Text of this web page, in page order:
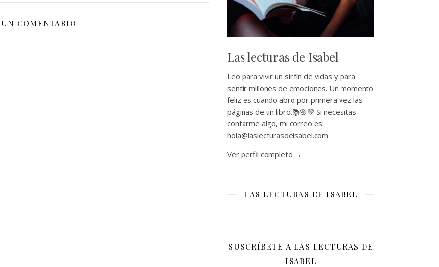
UN COMENTARIO
Las lecturas de Isabel
Leo para vivir un sinfín de vidas y para
sentir millones de emociones. Un momento
feliz es cuando abro por primera vez las
páginas de un libro.📚🌸💚 Si necesitas
contarme algo, mi correo es:
hola@laslecturasdeisabel.com
Ver perfil completo →
LAS LECTURAS DE ISABEL
SUSCRÍBETE A LAS LECTURAS DE
ISABEL